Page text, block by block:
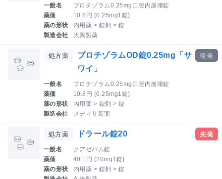
一般名
ブロチゾラム0.25mg口腔内崩壊錠
薬価
10.8円 (0.25mg1錠)
薬の形状
内用薬 > 錠剤 > 錠
製造会社
大興製薬
処方薬
ブロチゾラムOD錠0.25mg「サ
ワイ」
一般名
ブロチゾラム0.25mg口腔内崩壊錠
薬価
10.8円 (0.25mg1錠)
薬の形状
内用薬 > 錠剤 > 錠
製造会社
メディサ新薬
後発
処方薬 ドラール錠20
一般名
クアゼパム錠
薬価
40.1円 (20mg1錠)
薬の形状
内用薬 > 錠剤 > 錠
先発